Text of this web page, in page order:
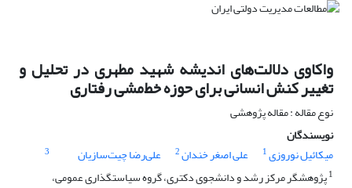
واکاوی دلالت‌های اندیشه شهید مطهری در تحلیل و
تغییر کنش انسانی برای حوزه خط‌مشی رفتاری
نوع مقاله : مقاله پژوهشی
نویسندگان
میکائیل نوروزی1 علی اصغر خندان2 علی‌رضا چیت‌سازیان
3
1پژوهشگر مرکز رشد و دانشجوی دکتری، گروه سیاستگذاری عمومی،